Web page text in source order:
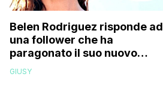
Belen Rodriguez risponde ad
una follower che ha
paragonato il suo nuovo
compagno all’ex marito
GIUSY